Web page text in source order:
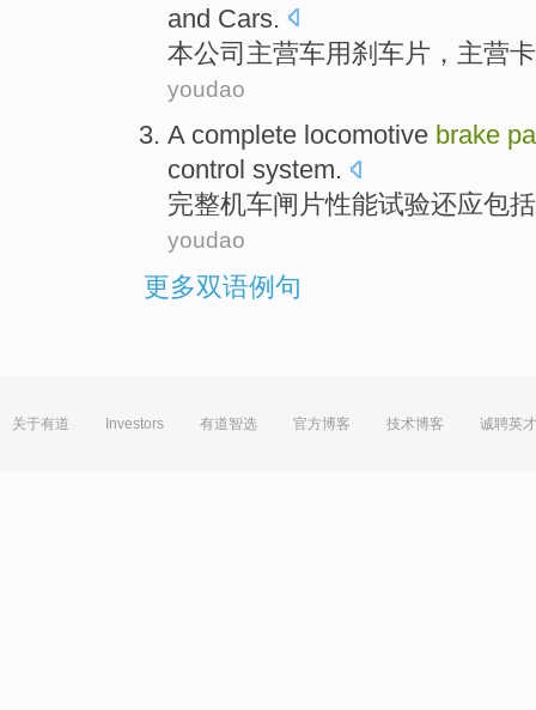
and Cars.
本公司 主营车用 刹车片 ， 主营
youdao
A complete locomotive brake
control system.
完整机车闸 片性能试验还应包括
youdao
更多双语例句
关于有道 Investors 有道智选 官方博客 技术博客 诚聘英才